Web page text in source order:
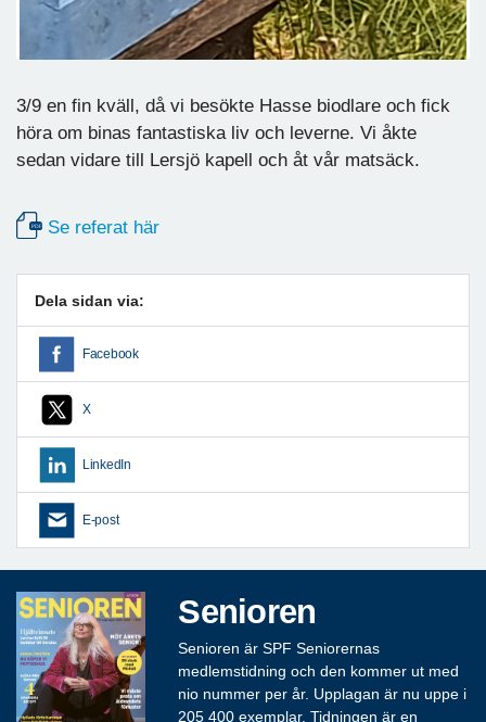
3/9 en fin kväll, då vi besökte Hasse biodlare och fick
höra om binas fantastiska liv och leverne. Vi åkte
sedan vidare till Lersjö kapell och åt vår matsäck.
Se referat här
Dela sidan via:
Facebook
X
LinkedIn
E-post
Senioren
Senioren är SPF Seniorernas
medlemstidning och den kommer ut med
nio nummer per år. Upplagan är nu uppe i
205 400 exemplar. Tidningen är en